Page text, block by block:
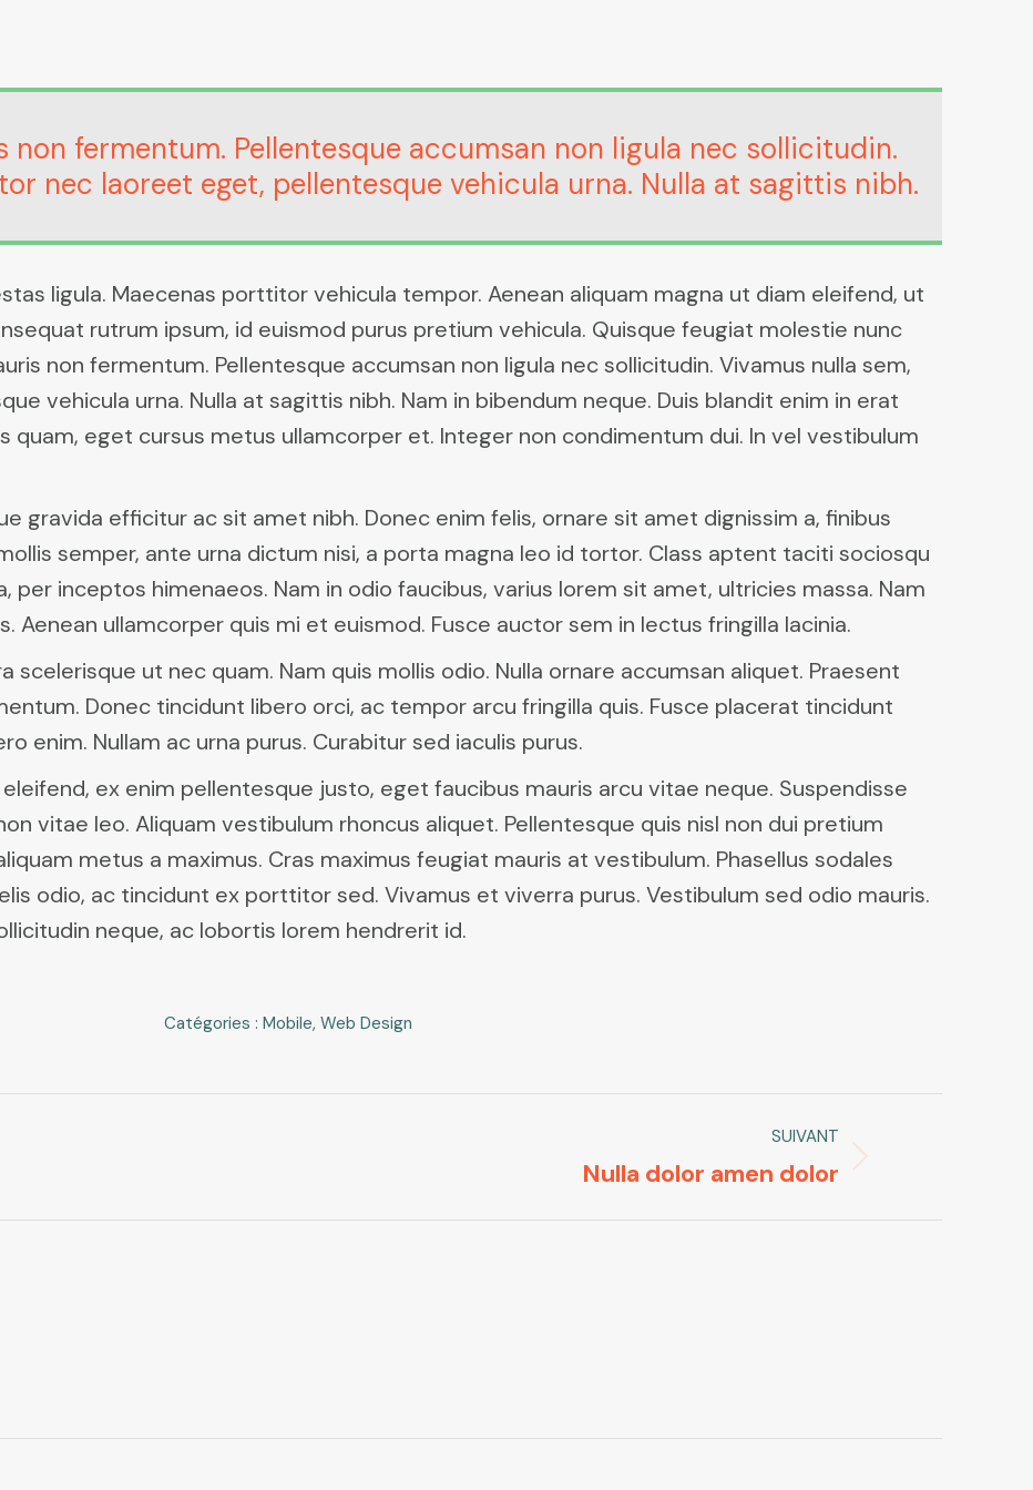
fermentum. Pellentesque accumsan non ligula nec sollicitudin.
nec laoreet eget, pellentesque vehicula urna. Nulla at sagittis nibh.
ligula. Maecenas porttitor vehicula tempor. Aenean aliquam magna ut diam eleifend, ut
rutrum ipsum, id euismod purus pretium vehicula. Quisque feugiat molestie nunc
non fermentum. Pellentesque accumsan non ligula nec sollicitudin. Vivamus nulla sem,
vehicula urna. Nulla at sagittis nibh. Nam in bibendum neque. Duis blandit enim in erat
quam, eget cursus metus ullamcorper et. Integer non condimentum dui. In vel vestibulum
gravida efficitur ac sit amet nibh. Donec enim felis, ornare sit amet dignissim a, finibus
semper, ante urna dictum nisi, a porta magna leo id tortor. Class aptent taciti sociosqu
inceptos himenaeos. Nam in odio faucibus, varius lorem sit amet, ultricies massa. Nam
Aenean ullamcorper quis mi et euismod. Fusce auctor sem in lectus fringilla lacinia.
scelerisque ut nec quam. Nam quis mollis odio. Nulla ornare accumsan aliquet. Praesent
Donec tincidunt libero orci, ac tempor arcu fringilla quis. Fusce placerat tincidunt
enim. Nullam ac urna purus. Curabitur sed iaculis purus.
ex enim pellentesque justo, eget faucibus mauris arcu vitae neque. Suspendisse
vitae leo. Aliquam vestibulum rhoncus aliquet. Pellentesque quis nisl non dui pretium
metus a maximus. Cras maximus feugiat mauris at vestibulum. Phasellus sodales
odio, ac tincidunt ex porttitor sed. Vivamus et viverra purus. Vestibulum sed odio mauris.
neque, ac lobortis lorem hendrerit id.
Catégories : Mobile, Web Design
SUIVANT
Nulla dolor amen dolor